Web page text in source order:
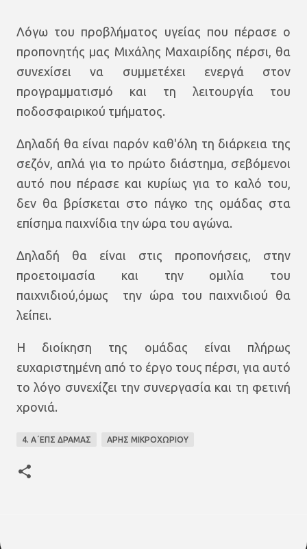
Λόγω του προβλήματος υγείας που πέρασε ο
προπονητής μας Μιχάλης Μαχαιρίδης πέρσι, θα
συνεχίσει να συμμετέχει ενεργά στον
προγραμματισμό και τη λειτουργία του
ποδοσφαιρικού τμήματος.
Δηλαδή θα είναι παρόν καθ'όλη τη διάρκεια της
σεζόν, απλά για το πρώτο διάστημα, σεβόμενοι
αυτό που πέρασε και κυρίως για το καλό του,
δεν θα βρίσκεται στο πάγκο της ομάδας στα
επίσημα παιχνίδια την ώρα του αγώνα.
Δηλαδή θα είναι στις προπονήσεις, στην
προετοιμασία και την ομιλία του
παιχνιδιού,όμως την ώρα του παιχνιδιού θα
λείπει.
Η διοίκηση της ομάδας είναι πλήρως
ευχαριστημένη από το έργο τους πέρσι, για αυτό
το λόγο συνεχίζει την συνεργασία και τη φετινή
χρονιά.
4. Α΄ΕΠΣ ΔΡΑΜΑΣ ΑΡΗΣ ΜΙΚΡΟΧΩΡΙΟΥ